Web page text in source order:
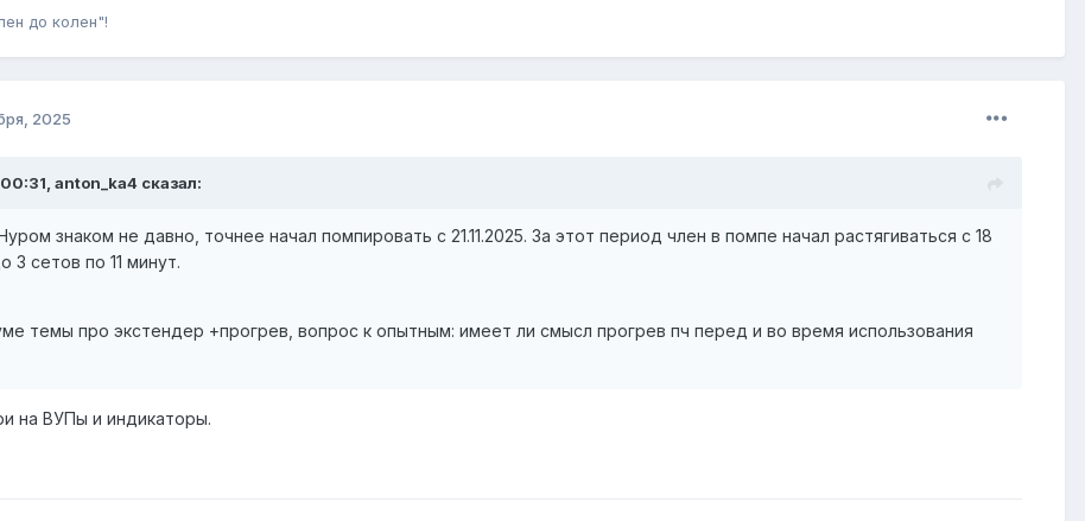
до колен"!
2025
anton_ka4 сказал:
знаком не давно, точнее начал помпировать с 21.11.2025. За этот период член в помпе начал растягиваться с 18
3 сетов по 11 минут.
темы про экстендер +прогрев, вопрос к опытным: имеет ли смысл прогрев пч перед и во время использования
на ВУПы и индикаторы.